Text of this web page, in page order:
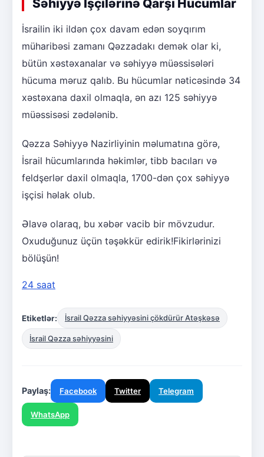
Səhiyyə İşçilərinə Qarşı Hücumlar
İsrailin iki ildən çox davam edən soyqırım
müharibəsi zamanı Qəzzadakı demək olar ki,
bütün xəstəxanalar və səhiyyə müəssisələri
hücuma məruz qalıb. Bu hücumlar nəticəsində 34
xəstəxana daxil olmaqla, ən azı 125 səhiyyə
müəssisəsi zədələnib.
Qəzza Səhiyyə Nazirliyinin məlumatına görə,
İsrail hücumlarında həkimlər, tibb bacıları və
feldşerlər daxil olmaqla, 1700-dən çox səhiyyə
işçisi həlak olub.
Əlavə olaraq, bu xəbər vacib bir mövzudur.
Oxuduğunuz üçün təşəkkür edirik!Fikirlərinizi
bölüşün!
24 saat
Etiketlər: İsrail Qəzza səhiyyəsini çökdürür Atəşkəsə
İsrail Qəzza səhiyyəsini
Paylaş: Facebook Twitter Telegram
WhatsApp